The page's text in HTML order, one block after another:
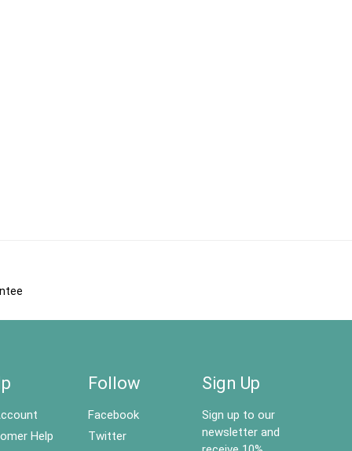
Help
Follow
Facebook
Twitter
Sign Up
Sign up to our
newsletter and